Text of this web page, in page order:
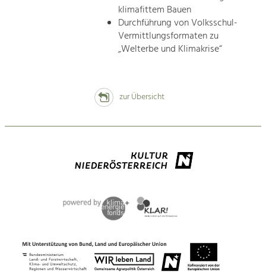
klimafittem Bauen
Durchführung von Volksschul-
Vermittlungsformaten zu
„Welterbe und Klimakrise“
zur Übersicht